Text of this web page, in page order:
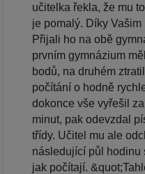
učitelka řekla, že mu
je pomalý. Díky
Přijali ho na obě
prvním gymnázium
bodů, na druhém
počítání o hodně
dokonce vše vyřešil
minut, pak odevzdal
třídy. Učitel mu ale
následující půl hodinu
jak počítají.